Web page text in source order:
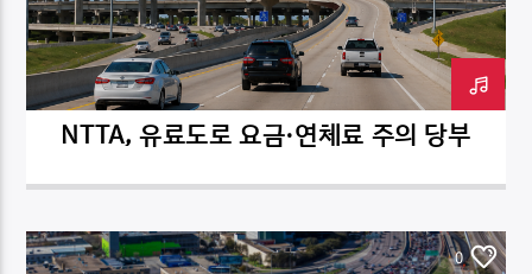
NTTA, 유료도로 요금·연체료 주의 당부
0